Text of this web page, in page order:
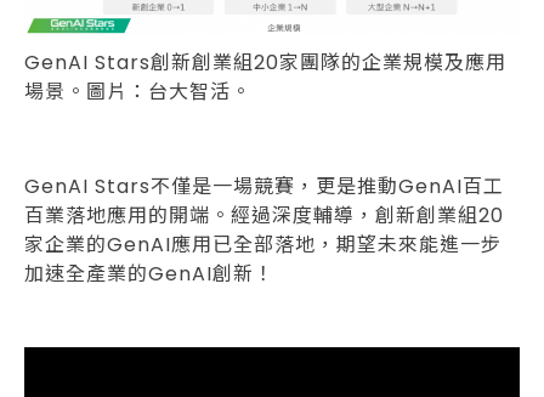
GenAI Stars創新創業組20家團隊的企業規模及應用
場景。圖片：台大智活。
GenAI Stars不僅是一場競賽，更是推動GenAI百工
百業落地應用的開端。經過深度輔導，創新創業組20
家企業的GenAI應用已全部落地，期望未來能進一步
加速全產業的GenAI創新！